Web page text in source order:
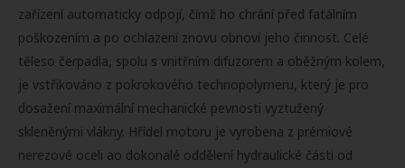
zařízení automaticky odpojí, čímž ho chrání před fatálním
poškozením a po ochlazení znovu obnoví jeho činnost. Celé
těleso čerpadla, spolu s vnitřním difuzorem a oběžným kolem,
je vstřikováno z pokrokového technopolymeru, který je pro
dosažení maximální mechanické pevnosti vyztužený
skleněnými vlákny. Hřídel motoru je vyrobena z prémiové
nerezové oceli ao dokonalé oddělení hydraulické části od